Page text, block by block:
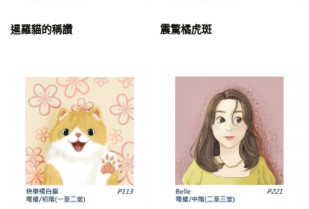
暹羅貓的稱讚 震驚橘虎斑
2020東京奧運體育插圖 Q版人像系列中階
具系列 代針筆兒童美術興趣培養班初階動漫
角色設計系列 動物系列 原子筆 國中升學創意表現
國中升學水彩 國中升學素描 多媒材 寫實人像系
列 廣告顏料 手作益智系列 手扎插畫系列 手繪
旅遊風
景寫生與剪影系列
時裝插畫系列 植物 水彩 油畫
深度刻劃系列 甜點食物系列 眼影畫 節日(慶)系列